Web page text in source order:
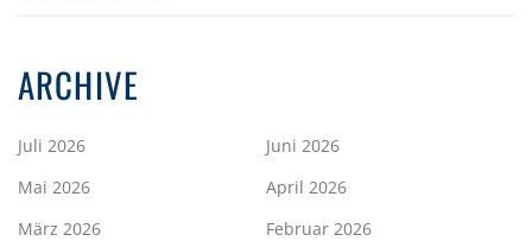
ARCHIVE
Juli 2026
Juni 2026
Mai 2026
April 2026
März 2026
Februar 2026